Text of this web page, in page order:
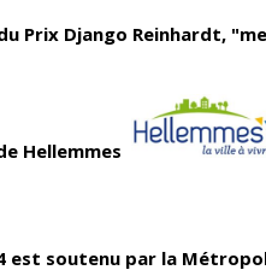
Prix Django Reinhardt,
Hellemmes
est soutenu par la